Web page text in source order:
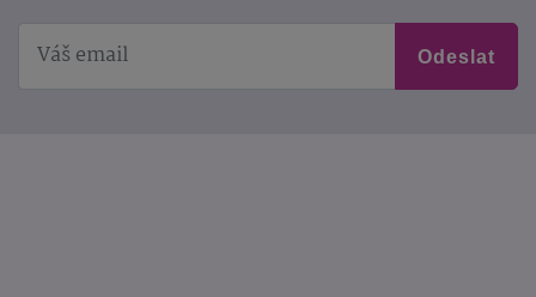
Odeslat